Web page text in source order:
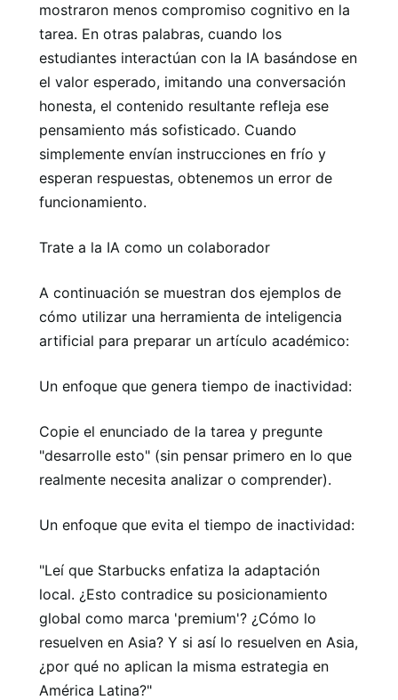
mostraron menos compromiso cognitivo en la
tarea. En otras palabras, cuando los
estudiantes interactúan con la IA basándose en
el valor esperado, imitando una conversación
honesta, el contenido resultante refleja ese
pensamiento más sofisticado. Cuando
simplemente envían instrucciones en frío y
esperan respuestas, obtenemos un error de
funcionamiento.
Trate a la IA como un colaborador
A continuación se muestran dos ejemplos de
cómo utilizar una herramienta de inteligencia
artificial para preparar un artículo académico:
Un enfoque que genera tiempo de inactividad:
Copie el enunciado de la tarea y pregunte
"desarrolle esto" (sin pensar primero en lo que
realmente necesita analizar o comprender).
Un enfoque que evita el tiempo de inactividad:
"Leí que Starbucks enfatiza la adaptación
local. ¿Esto contradice su posicionamiento
global como marca 'premium'? ¿Cómo lo
resuelven en Asia? Y si así lo resuelven en Asia,
¿por qué no aplican la misma estrategia en
América Latina?"